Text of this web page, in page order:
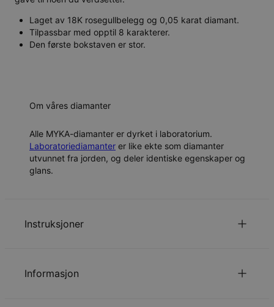
Laget av 18K rosegullbelegg og 0,05 karat diamant.
Tilpassbar med opptil 8 karakterer.
Den første bokstaven er stor.
Om våres diamanter
Alle MYKA-diamanter er dyrket i laboratorium.
Laboratoriediamanter er like ekte som diamanter
utvunnet fra jorden, og deler identiske egenskaper og
glans.
Instruksjoner
Informasjon